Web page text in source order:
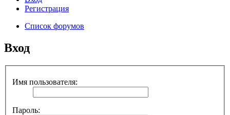
Регистрация
Список форумов
Вход
Имя пользователя:
Пароль: